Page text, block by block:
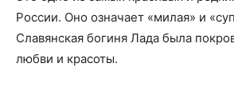
России. Оно означает «милая» и
Славянская богиня Лада была
любви и красоты.